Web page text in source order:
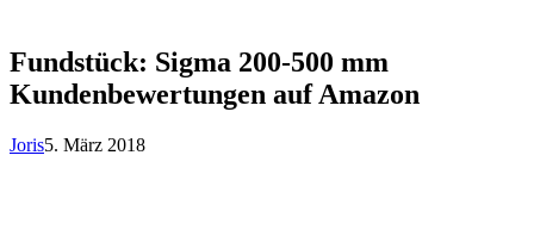
Fundstück: Sigma 200-500 mm
Kundenbewertungen auf Amazon
Joris5. März 2018